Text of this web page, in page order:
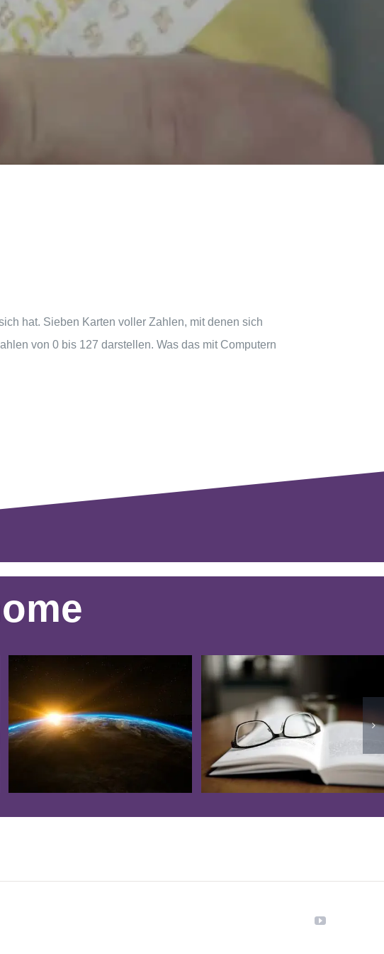
hat. Sieben Karten voller Zahlen, mit denen sich
von 0 bis 127 darstellen. Was das mit Computern
YouTube